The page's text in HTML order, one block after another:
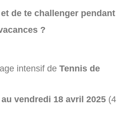
de te challenger pendant
?
intensif de Tennis de
vendredi 18 avril 2025 (4